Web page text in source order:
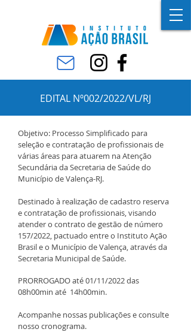
EDITAL Nº002/2022/VL/RJ
Objetivo: Processo Simplificado para
seleção e contratação de profissionais de
várias áreas para atuarem na Atenção
Secundária da Secretaria de Saúde do
Município de Valença-RJ.
Destinado à realização de cadastro reserva
e contratação de profissionais, visando
atender o contrato de gestão de número
157/2022, pactuado entre o Instituto Ação
Brasil e o Município de Valença, através da
Secretaria Municipal de Saúde.
PRORROGADO até 01/11/2022 das
08h00min até 14h00min.
Acompanhe nossas publicações e consulte
nosso cronograma.